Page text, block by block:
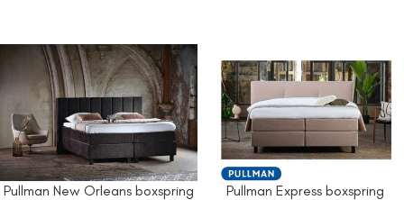
Pullman New Orleans boxspring
Pullman Express boxspring